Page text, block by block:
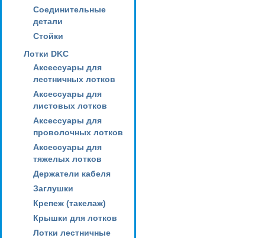
Соединительные
детали
Стойки
Лотки DKC
Аксессуары для
лестничных лотков
Аксессуары для
листовых лотков
Аксессуары для
проволочных лотков
Аксессуары для
тяжелых лотков
Держатели кабеля
Заглушки
Крепеж (такелаж)
Крышки для лотков
Лотки лестничные